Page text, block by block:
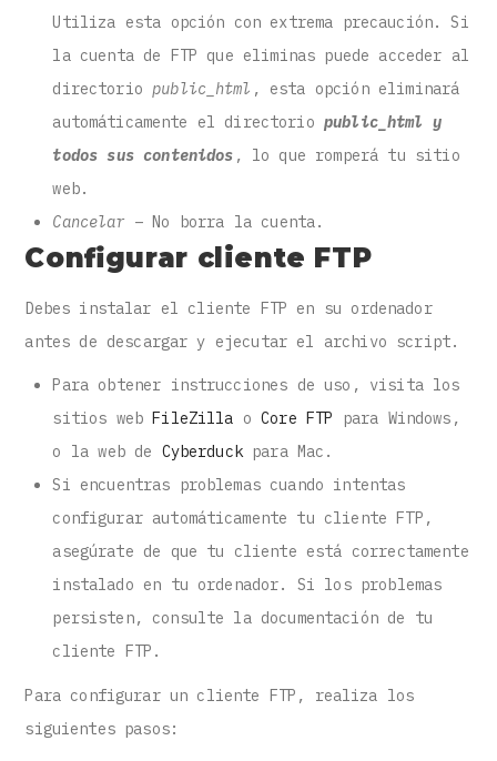
Utiliza esta opción con extrema precaución. Si
la cuenta de FTP que eliminas puede acceder al
directorio public_html , esta opción eliminará
automáticamente el directoriopublic_html y
todos sus contenidos , lo que romperá tu sitio
web.
Cancelar – No borra la cuenta.
Configurar cliente FTP
Debes instalar el cliente FTP en su ordenador
antes de descargar y ejecutar el archivo script.
Para obtener instrucciones de uso, visita los
sitios webFileZilla oCore FTP para Windows,
o la web de Cyberduckpara Mac.
Si encuentras problemas cuando intentas
configurar automáticamente tu cliente FTP,
asegúrate de que tu cliente está correctamente
instalado en tu ordenador. Si los problemas
persisten, consulte la documentación de tu
cliente FTP.
Para configurar un cliente FTP, realiza los
siguientes pasos: